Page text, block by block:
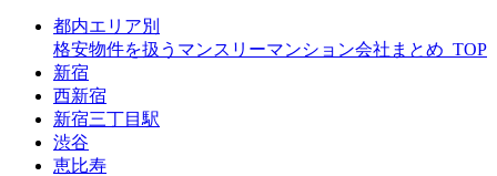
都内エリア別
格安物件を扱うマンスリーマンション会社まとめ_TOP
新宿
西新宿
新宿三丁目駅
渋谷
恵比寿